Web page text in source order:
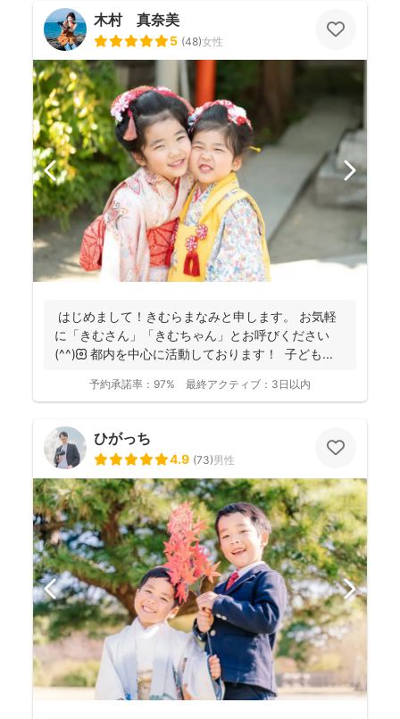
木村 真奈美
5 (48)女性
はじめまして！きむらまなみと申します。 お気軽
に「きむさん」「きむちゃん」とお呼びください
(^^)🌼 都内を中心に活動しております！ 子ども...
予約承諾率： 97% 最終アクティブ： 3日以内
ひがっち
4.9 (73)男性